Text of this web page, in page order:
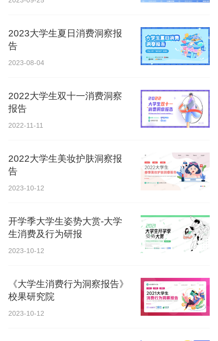
2023大学生夏日消费洞察报
告
2023-08-04
2022大学生双十一消费洞察
报告
2022-11-11
2022大学生美妆护肤洞察报
告
2023-10-12
开学季大学生姿势大赏-大学
生消费及行为研报
2023-10-12
《大学生消费行为洞察报告》
校果研究院
2023-10-12